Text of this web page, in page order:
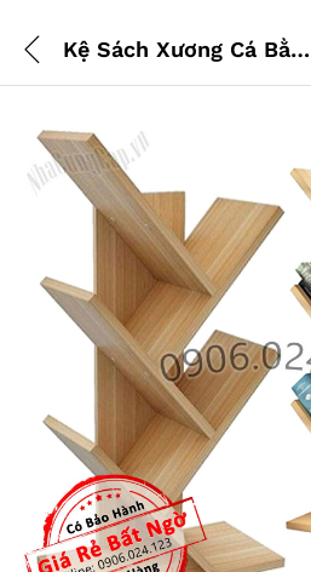
Kệ Sách Xương Cá Bằng Gỗ, Đẹp Và Giá Rẻ, Hàng Lắp Ráp Đa Năng Thông Minh – NLMS-1822-KSXC (Màu ngẫu nhiên)